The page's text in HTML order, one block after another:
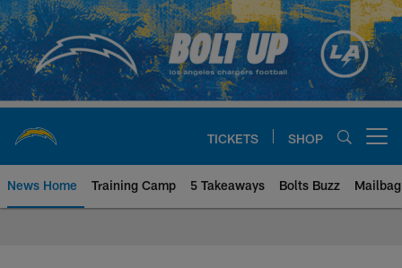
Skip
to
main
content
TICKETS SHOP
News Home Training Camp 5 Takeaways Bolts Buzz Mailbag